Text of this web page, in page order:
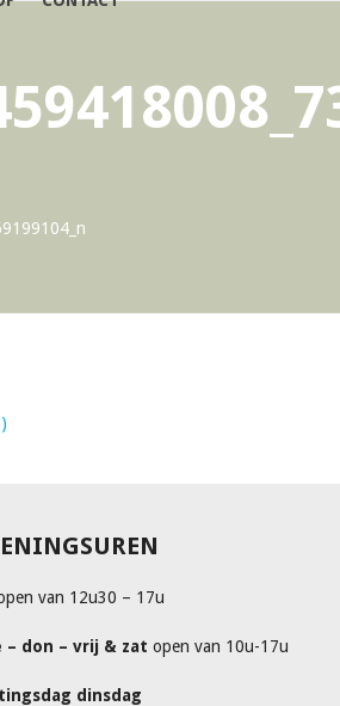
van 12u30 – 17u
– don – vrij & zat open van 10u-17u
dinsdag